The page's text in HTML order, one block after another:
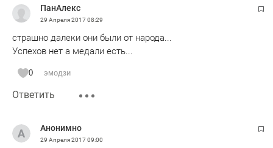
ПанАлекс
29 Апреля 201708:29
страшно далеки они были от народа...
Успехов нет а медали есть...
0 эмодзи
Ответить
Анонимно
29 Апреля 201709:00